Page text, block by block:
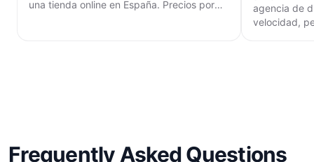
una tienda online en España. Precios por
agencia de
velocidad,
Frequently Asked Questions